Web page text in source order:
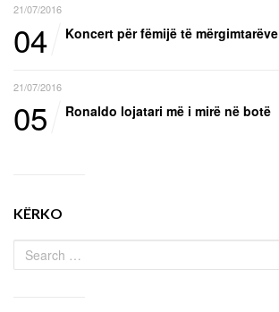
21/07/2016
04 Koncert për fëmijë të mërgimtarëve
21/07/2016
05 Ronaldo lojatari më i mirë në botë
KËRKO